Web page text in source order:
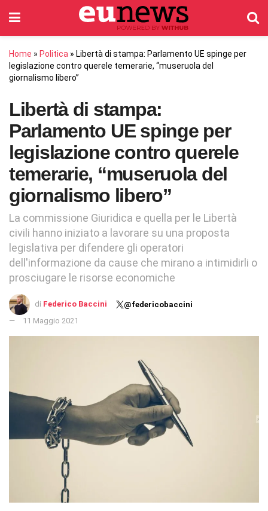
Home » Politica » Libertà di stampa: Parlamento UE spinge per
legislazione contro querele temerarie, “museruola del
giornalismo libero”
Libertà di stampa:
Parlamento UE spinge per
legislazione contro querele
temerarie, “museruola del
giornalismo libero”
La commissione Giuridica e quella per le Libertà
civili hanno iniziato a lavorare su una proposta
legislativa per difendere gli operatori
dell'informazione da cause che mirano a intimidirli o
prosciugare le risorse economiche
di Federico Baccini
@federicobaccini
11 Maggio 2021